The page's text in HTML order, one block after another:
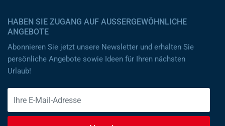
HABEN SIE ZUGANG AUF AUSSERGEWÖHNLICHE A
NGEBOTE
Abonnieren Sie jetzt unsere Newsletter und erhalten Sie
persönliche Angebote sowie Ideen für Ihren nächsten
Urlaub!